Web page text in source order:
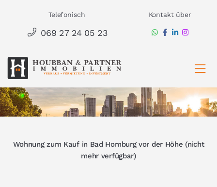
springen
Telefonisch
069 27 24 05 23
Kontakt über
Wohnung zum Kauf in Bad Homburg vor der Höhe (nicht
mehr verfügbar)